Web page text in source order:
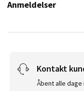
Anmeldelser
Kontakt
Åbent alle dage